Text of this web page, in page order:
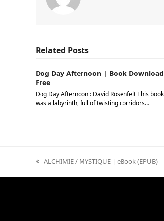
Related Posts
Dog Day Afternoon | Book Download
Free
Dog Day Afternoon : David Rosenfelt This book
was a labyrinth, full of twisting corridors…
previous
ALCHIMIE / MYSTIQUE | eBook (EPUB)